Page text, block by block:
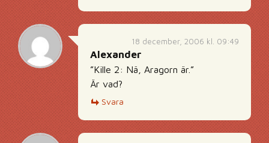
18 december, 2006 kl. 09:49
Alexander
”Kille 2: Nä, Aragorn är.”
Är vad?
Svara